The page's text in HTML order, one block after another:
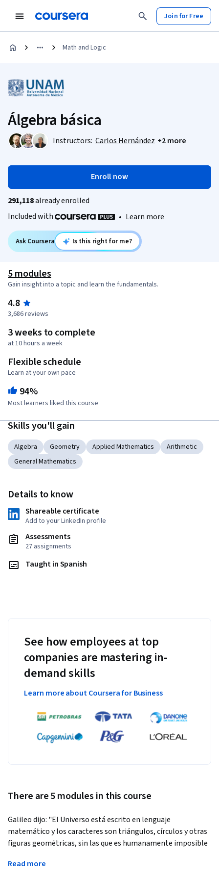
Join for Free
Math and Logic
Álgebra básica
Instructors: Carlos Hernández +2 more
Enroll now
291,118already enrolled
Included with
• Learn more
Ask Coursera Is this right for me?
5 modules
Gain insight into a topic and learn the fundamentals.
4.8
3,686 reviews
3 weeks to complete
at 10 hours a week
Flexible schedule
Learn at your own pace
94%
Most learners liked this course
Skills you'll gain
Algebra Geometry Applied Mathematics
Arithmetic
General Mathematics
Details to know
Shareable certificate
Add to your LinkedIn profile
Assessments
27 assignments
Taught in Spanish
See how employees at top
companies are mastering in-
demand skills
Learn more about Coursera for Business
There are 5 modules in this course
Galileo dijo: "El Universo está escrito en lenguaje
matemático y los caracteres son triángulos, círculos y otras
figuras geométricas, sin las que es humanamente imposible
Read more